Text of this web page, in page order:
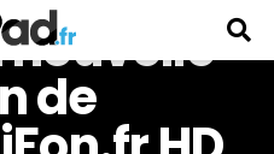
nouvelle
de